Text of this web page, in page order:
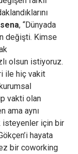
, “Dünyada
değişti. Kimse
olsun istiyoruz.
ile hiç vakit
vakti olan
ama aynı
isteyenler için bir
hayata
bir coworking